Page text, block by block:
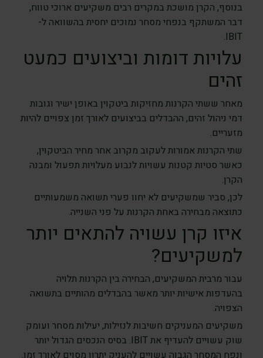
בנוסף, הקרן מושכת במקרים רבים משקיעים ארוכי טווח,
דבר המשתקף בנפחי מסחר נמוכים יחסית בהשוואה ל-
IBIT.
עלויות דומות וביצועים כמעט
זהים
מאחר ששתי הקרנות מחזיקות ביטקוין באופן ישיר וגובות
דמי ניהול זהים, ההבדלים בביצועים לאורך זמן צפויים להיות
מזעריים.
שתי הקרנות אמורות לעקוב מקרוב אחר מחיר הביטקוין,
כאשר סטיות קטנות עשויות לנבוע מעלויות תפעול ומבנה
הקרן.
לכן, סביר שמשקיעים לא יחוו פערי תשואה משמעותיים
כתוצאה מבחירה באחת הקרנות על פני השנייה.
איזו קרן עשויה להתאים יותר
למשקיעים?
עבור מרבית המשקיעים, הבחירה בין הקרנות תלויה
בהעדפות אישיות יותר מאשר בהבדלים מהותיים בתשואה
הצפויה.
משקיעים המעניקים חשיבות לנזילות, יעילות מסחר ועומק
שוק עשויים להעדיף את IBIT. בסיס הנכסים הגדול יותר
ונפח המסחר הגבוה עשויים להעניק יתרון מסוים לאורך זמן.